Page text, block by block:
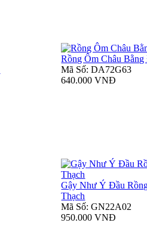
Rồng Ôm Châu
Mã Số: DA72G63
640.000 VNĐ
Gậy Như Ý Đầu
Thạch
Mã Số: GN22A02
950.000 VNĐ